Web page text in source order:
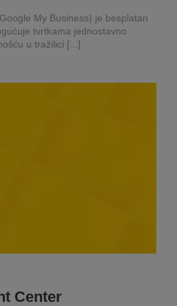
My Business) je besplatan
tvrtkama jednostavno
u tražilici [...]
Center